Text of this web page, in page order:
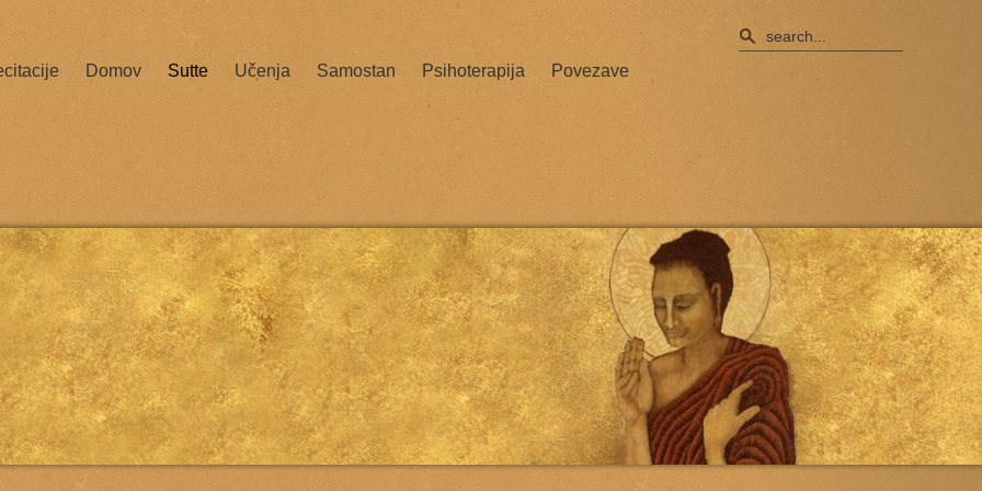
Domov Sutte Učenja Samostan Psihoterapija Povezave